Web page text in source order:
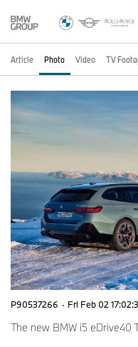
Article Photo Video TV
P90537266 · Fri Feb 02
The new BMW i5 eDrive40